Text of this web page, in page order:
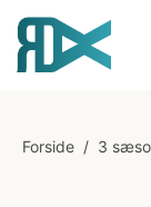
Forside / 3